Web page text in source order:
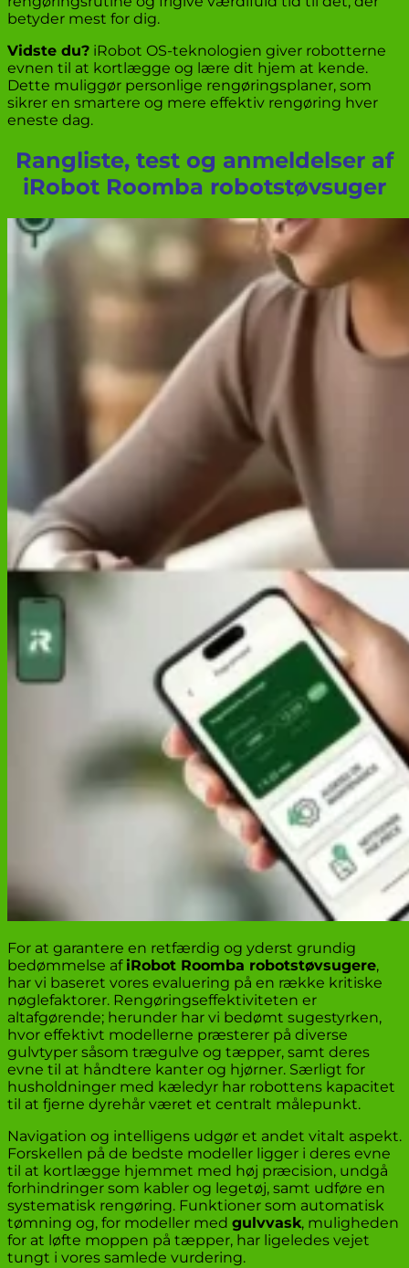
betyder mest for dig.
Vidste du? iRobot OS-teknologien giver robotterne
evnen til at kortlægge og lære dit hjem at kende.
Dette muliggør personlige rengøringsplaner, som
sikrer en smartere og mere effektiv rengøring hver
eneste dag.
Rangliste, test og anmeldelser af
iRobot Roomba robotstøvsuger
For at garantere en retfærdig og yderst grundig
bedømmelse af iRobot Roomba robotstøvsugere,
har vi baseret vores evaluering på en række kritiske
nøglefaktorer. Rengøringseffektiviteten er
altafgørende; herunder har vi bedømt sugestyrken,
hvor effektivt modellerne præsterer på diverse
gulvtyper såsom trægulve og tæpper, samt deres
evne til at håndtere kanter og hjørner. Særligt for
husholdninger med kæledyr har robottens kapacitet
til at fjerne dyrehår været et centralt målepunkt.
Navigation og intelligens udgør et andet vitalt aspekt.
Forskellen på de bedste modeller ligger i deres evne
til at kortlægge hjemmet med høj præcision, undgå
forhindringer som kabler og legetøj, samt udføre en
systematisk rengøring. Funktioner som automatisk
tømning og, for modeller med gulvvask, muligheden
for at løfte moppen på tæpper, har ligeledes vejet
tungt i vores samlede vurdering.